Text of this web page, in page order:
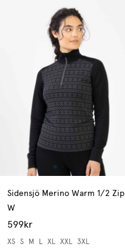
Sidensjö Merino Warm 1/2 Zip
W
599kr
XS S M L XL XXL
3XL